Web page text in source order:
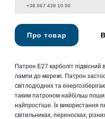
Про товар
Патрон Е27 карболіт підвісний
лампи до мережі. Патрон
світлодіодних та
таким патроном найбільш
найпростіше. Їх використання
світильниках, переносках,